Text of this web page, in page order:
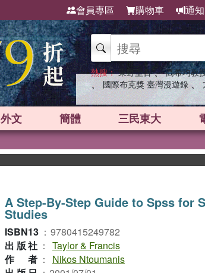
會員專區 購物車 通知
熱搜： 東野圭吾 、 高希均教
、 國際布克獎 臺灣漫遊錄 、
外文 簡體 三民東大
A Step-By-Step Guide to Spss for
Studies
ISBN13 ： 9780415249782
出版社 ： Taylor & Francis
作者 ：
Nikos Ntoumanis